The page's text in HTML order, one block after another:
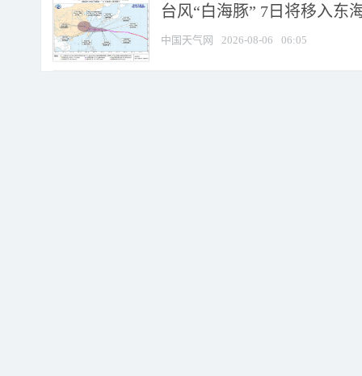
台风“白海豚” 7日将移入东
中国天气网 2026-08-06 06:05